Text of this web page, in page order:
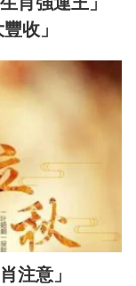
收」
注意」